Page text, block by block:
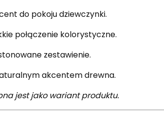
do pokoju dziewczynki.
połączenie kolorystyczne.
zestawienie.
akcentem drewna.
jest jako wariant produktu.